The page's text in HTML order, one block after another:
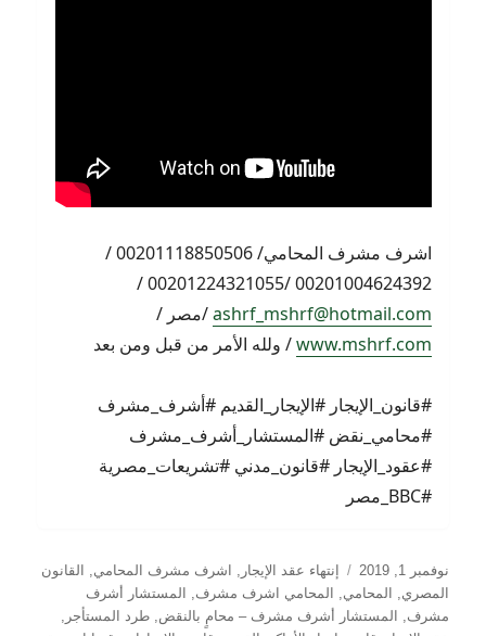
اشرف مشرف المحامي/ 00201118850506 /
00201004624392 /00201224321055 /
ashrf_mshrf@hotmail.com/مصر /
www.mshrf.com/ ولله الأمر من قبل ومن بعد
#قانون_الإيجار #الإيجار_القديم #أشرف_مشرف
#محامي_نقض #المستشار_أشرف_مشرف
#عقود_الإيجار #قانون_مدني #تشريعات_مصرية
#BBC_مصر
نُشرت
في
نوفمبر 1, 2019 التصنيفات
إنتهاء عقد الإيجار , اشرف مشرف المحامي,
القانون
المصري, المحامي, المحامي اشرف مشرف,
المستشار أشرف
مشرف, المستشار أشرف مشرف – محامٍ بالنقض,طرد المستأجر ,